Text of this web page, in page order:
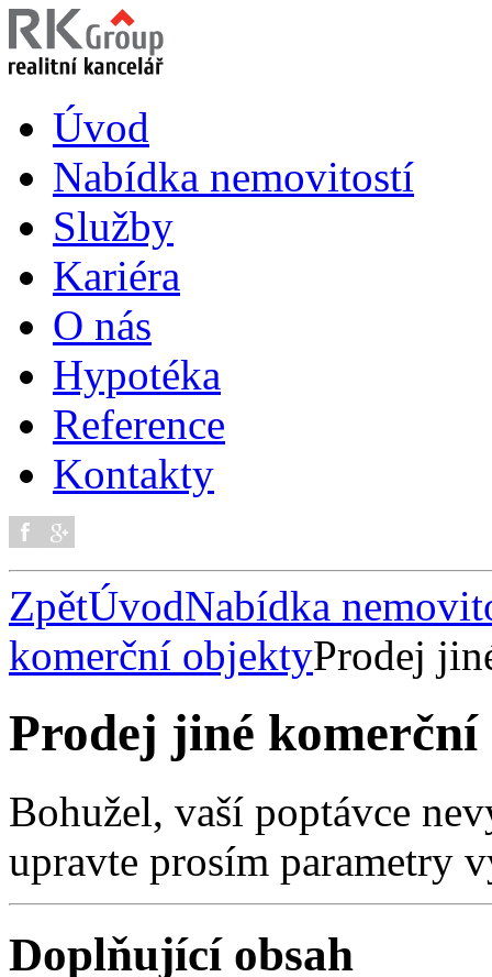
Úvod
Nabídka nemovitostí
Služby
Kariéra
O nás
Hypotéka
Reference
Kontakty
ZpětÚvodNabídka
komerční objektyProdej
Prodej jiné
Bohužel, vaší poptávce
upravte prosím parametry
Doplňující obsah